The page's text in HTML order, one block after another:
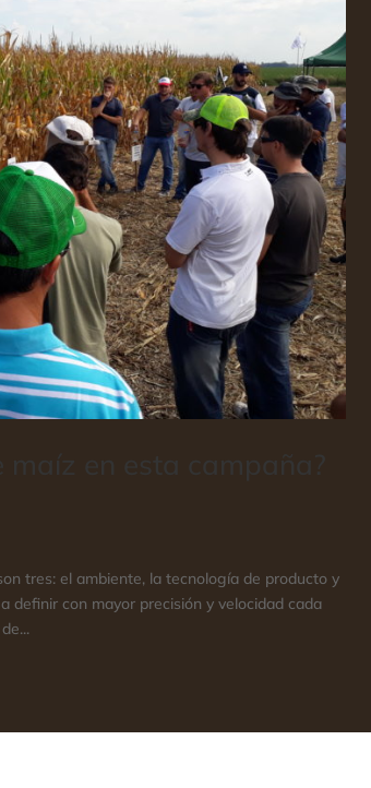
tres: el ambiente, la tecnología de producto y
definir con mayor precisión y velocidad cada